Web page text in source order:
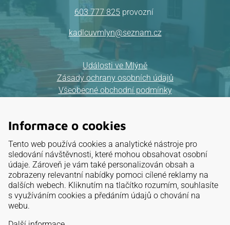
603 777 825 provozní
kadlcuvmlyn@seznam.cz
Události ve Mlýně
Zásady ochrany osobních údajů
Všeobecné obchodní podmínky
Provozovatel:
ELKAT, a.s.
IČ: 26 88 32 95
Mariánské údolí 3, Brno
Informace o cookies
Tento web používá cookies a analytické nástroje pro
sledování návštěvnosti, které mohou obsahovat osobní
údaje. Zároveň je vám také personalizován obsah a
zobrazeny relevantní nabídky pomoci cílené reklamy na
dalších webech. Kliknutím na tlačítko rozumím, souhlasíte
s využíváním cookies a předáním údajů o chování na
webu.